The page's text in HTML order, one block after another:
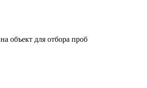
объект для отбора проб